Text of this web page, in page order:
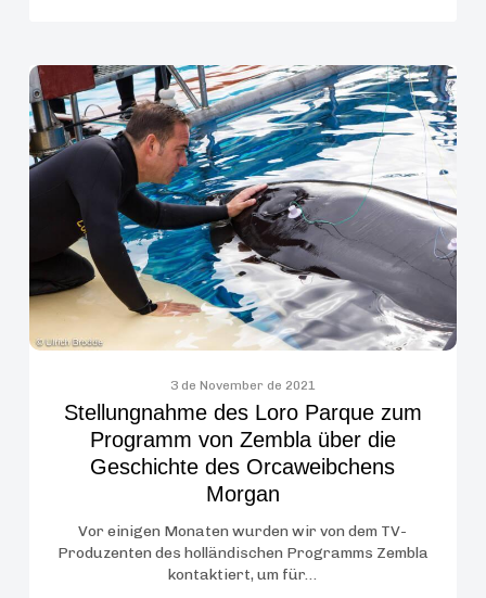
Stellungnahme
des
Loro
Parque
zum
Programm
von
Zembla
über
die
des
Orcaweibchens
Morgan
3 de November de 2021
Stellungnahme des Loro Parque zum
Programm von Zembla über die
Geschichte des Orcaweibchens
Morgan
Vor einigen Monaten wurden wir von dem TV-
Produzenten des holländischen Programms Zembla
kontaktiert, um für…